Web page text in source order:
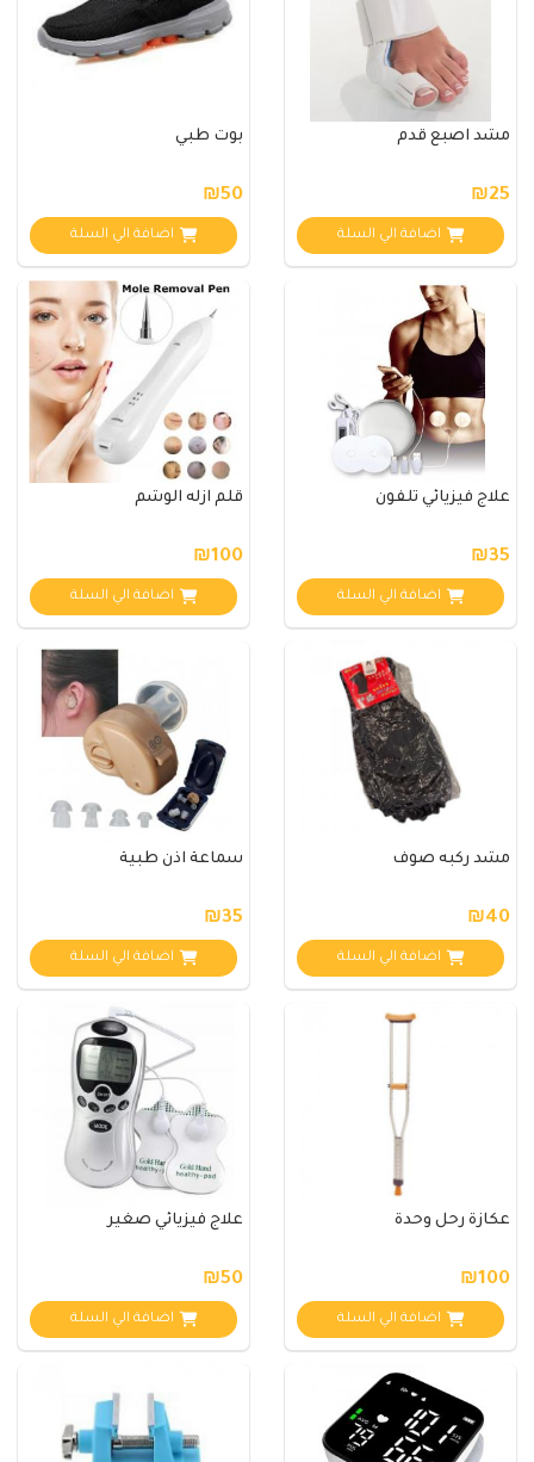
مشد اصبع قدم
₪25
اضافة الي السلة
بوت طبي
₪50
اضافة الي السلة
علاج فيزيائي تلفون
₪35
اضافة الي السلة
قلم ازله الوشم
₪100
اضافة الي السلة
مشد ركبه صوف
₪40
اضافة الي السلة
سماعة اذن طبية
₪35
اضافة الي السلة
عكازة رحل وحدة
₪100
اضافة الي السلة
علاج فيزيائي صغير
₪50
اضافة الي السلة